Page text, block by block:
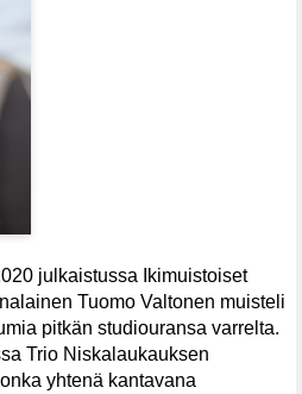
julkaistussa Ikimuistoiset
Tuomo Valtonen muisteli
pitkän studiouransa varrelta.
Trio Niskalaukauksen
yhtenä kantavana